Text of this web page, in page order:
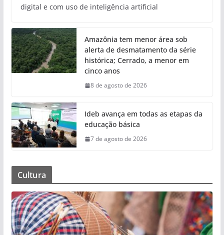
digital e com uso de inteligência artificial
Amazônia tem menor área sob
alerta de desmatamento da série
histórica; Cerrado, a menor em
cinco anos
8 de agosto de 2026
Ideb avança em todas as etapas da
educação básica
7 de agosto de 2026
Cultura